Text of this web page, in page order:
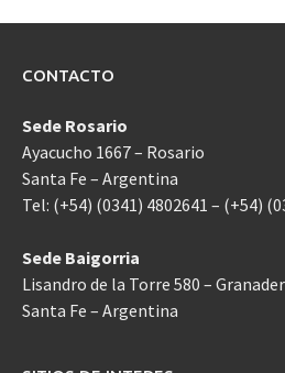
CONTACTO
Sede Rosario
Ayacucho 1667 – Rosario
Santa Fe – Argentina
Tel: (+54) (0341) 4802641 – (+54)
Sede Baigorria
Lisandro de la Torre 580 –
Santa Fe – Argentina